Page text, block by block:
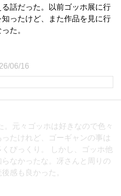
話だった。以前ゴッホ展に行
ったけど、また作品を見に行
た。
06/16
。元々ゴッホは好きなので色々
たけれど、ゴーギャンの事は
びっくり。 しかし、ゴッホ他
なかったな。冴さんと周りの
感も良かった。